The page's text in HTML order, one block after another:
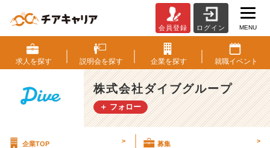
式
会
社
ダ
イ
ブ
会員登録 ログイン MENU
求人を探す 説明会を探す 企業を探す 就職イベント
株式会社ダイブグループ
＋ フォロー
企業TOP > 募集 >